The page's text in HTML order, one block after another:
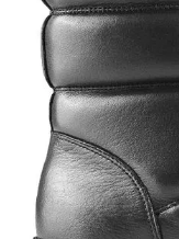
8.
sandalias
9.
slip-ins
10. botas dama